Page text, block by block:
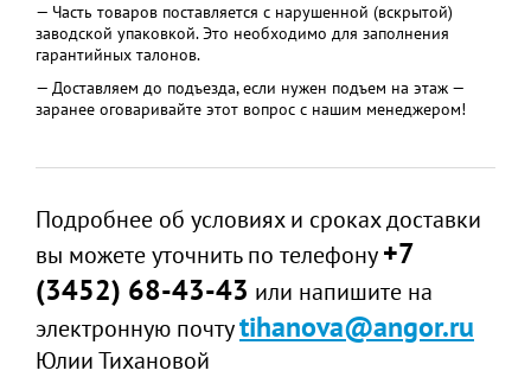
— Часть товаров поставляется с нарушенной (вскрытой)
заводской упаковкой. Это необходимо для заполнения
гарантийных талонов.
— Доставляем до подъезда, если нужен подъем на этаж —
заранее оговаривайте этот вопрос с нашим менеджером!
Подробнее об условиях и сроках доставки
вы можете уточнить по телефону+7
(3452) 68-43-43 или напишите на
электронную почтуtihanova@angor.ru
Юлии Тихановой